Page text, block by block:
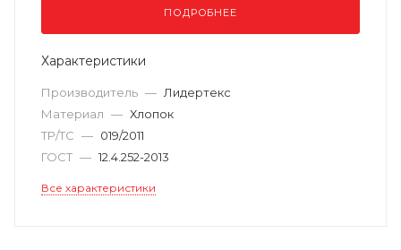
ПОДРОБНЕЕ
Характеристики
Производитель — Лидертекс
Материал — Хлопок
ТР/ТС — 019/2011
ГОСТ — 12.4.252-2013
Все характеристики